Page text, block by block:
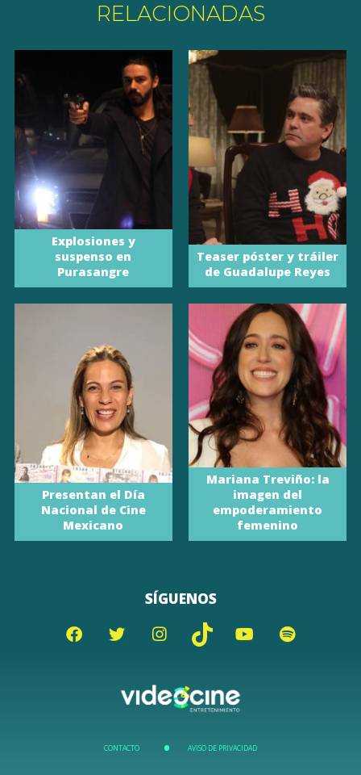
RELACIONADAS
Explosiones y
suspenso en
Purasangre
Teaser póster y tráiler
de Guadalupe Reyes
Presentan el Día
Nacional de Cine
Mexicano
Mariana Treviño: la
imagen del
empoderamiento
femenino
SÍGUENOS
CONTACTO AVISO DE PRIVACIDAD